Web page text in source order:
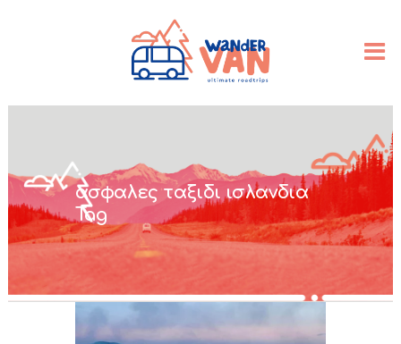
ασφαλες ταξιδι ισλανδια
Tag